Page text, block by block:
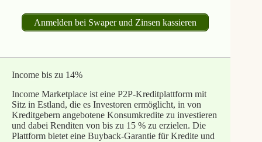
Anmelden bei Swaper und Zinsen kassieren
Income bis zu 14%
Income Marketplace ist eine P2P-Kreditplattform mit
Sitz in Estland, die es Investoren ermöglicht, in von
Kreditgebern angebotene Konsumkredite zu investieren
und dabei Renditen von bis zu 15 % zu erzielen. Die
Plattform bietet eine Buyback-Garantie für Kredite und